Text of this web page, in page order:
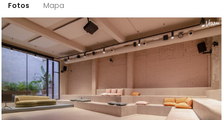
Publicar tu espacio
Fotos Mapa